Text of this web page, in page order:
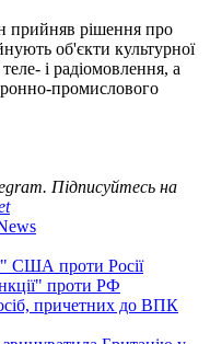
прийняв рішення про
об'єкти культурної
і радіомовлення, а
промислового
Підписуйтесь на
США проти Росії
проти РФ
причетних до ВПК